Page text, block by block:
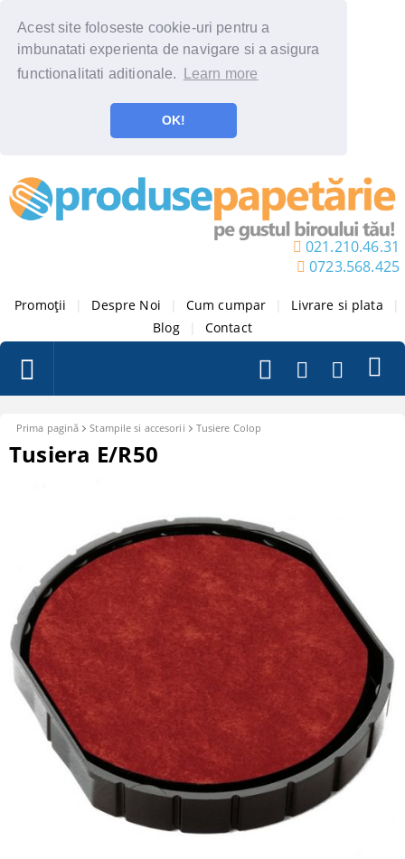
Acest site foloseste cookie-uri pentru a
imbunatati experienta de navigare si a asigura
functionalitati aditionale.
Learn more
OK!
021.210.46.31
0723.568.425
Promoții Despre Noi Cum cumpar Livrare si plata
Blog
Contact
Prima pagină Stampile si accesorii Tusiere Colop
Tusiera E/R50